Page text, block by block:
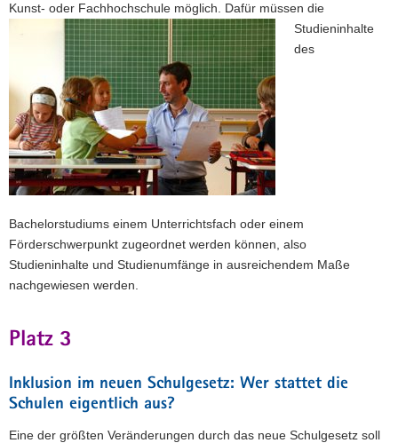
Kunst- oder Fachhochschule möglich. Dafür müssen die
Studieninhalte
des
Bachelorstudiums einem Unterrichtsfach oder einem
Förderschwerpunkt zugeordnet werden können, also
Studieninhalte und Studienumfänge in ausreichendem Maße
nachgewiesen werden.
Platz 3
Inklusion im neuen Schulgesetz: Wer stattet die
Schulen eigentlich aus?
Eine der größten Veränderungen durch das neue Schulgesetz soll